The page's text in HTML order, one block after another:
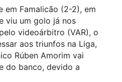
em Famalicão (2-2), em
viu um golo já nos
videoárbitro (VAR), o
aos triunfos na Liga,
Rúben Amorim vai
do banco, devido a